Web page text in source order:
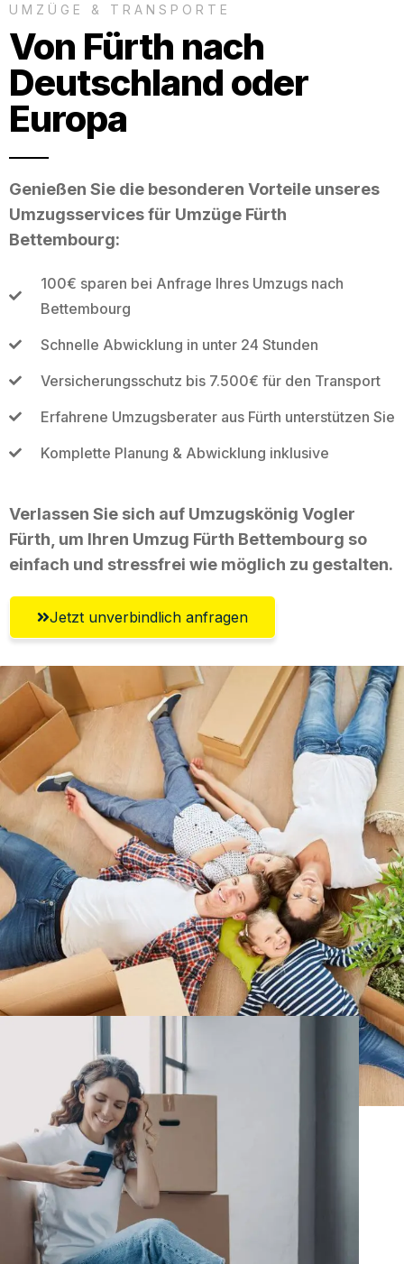
UMZÜGE & TRANSPORTE
Von Fürth nach
Deutschland oder
Europa
Genießen Sie die besonderen Vorteile unseres
Umzugsservices für Umzüge Fürth
Bettembourg:
100€ sparen bei Anfrage Ihres Umzugs nach
Bettembourg
Schnelle Abwicklung in unter 24 Stunden
Versicherungsschutz bis 7.500€ für den Transport
Erfahrene Umzugsberater aus Fürth unterstützen Sie
Komplette Planung & Abwicklung inklusive
Verlassen Sie sich auf Umzugskönig Vogler
Fürth, um Ihren Umzug Fürth Bettembourg so
einfach und stressfrei wie möglich zu gestalten.
Jetzt unverbindlich anfragen